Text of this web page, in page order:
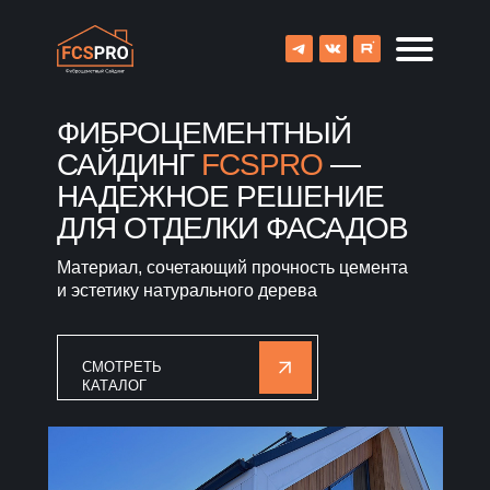
8 (800) 707-09-65
ФИБРОЦЕМЕНТНЫЙ
САЙДИНГFCSPRO —
НАДЕЖНОЕ РЕШЕНИЕ
ДЛЯ ОТДЕЛКИ ФАСАДОВ
Материал, сочетающий прочность цемента
и эстетику натурального дерева
СМОТРЕТЬ
КАТАЛОГ